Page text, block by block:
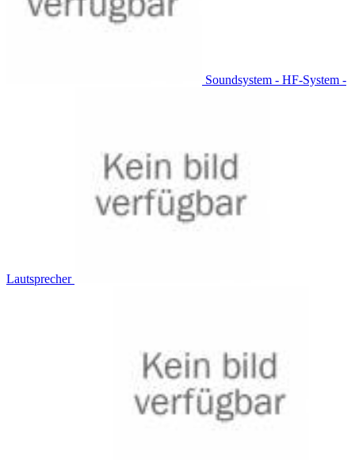
Soundsystem - HF-System -
Lautsprecher